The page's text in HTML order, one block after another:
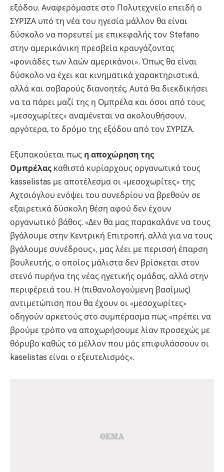
εξόδου. Αναφερόμαστε στο Πολυτεχνείο επειδή ο
ΣΥΡΙΖΑ υπό τη νέα του ηγεσία μάλλον θα είναι
δύσκολο να πορευτεί με επικεφαλής τον Stefano
στην αμερικάνικη πρεσβεία κραυγάζοντας
«φονιάδες των λαών αμερικάνοι». Όπως θα είναι
δύσκολο να έχει και κινηματικά χαρακτηριστικά,
αλλά και σοβαρούς διανοητές. Αυτά θα διεκδικήσει
να τα πάρει μαζί της η Ομπρέλα και όσοι από τους
«μεσοχωρίτες» αναμένεται να ακολουθήσουν,
αργότερα, το δρόμο της εξόδου από τον ΣΥΡΙΖΑ.
Εξυπακούεται πως η αποχώρηση της
Ομπρέλας καθιστά κυρίαρχους οργανωτικά τους
kasselistas με αποτέλεσμα οι «μεσοχωρίτες» της
Αχτσιόγλου ενόψει του συνεδρίου να βρεθούν σε
εξαιρετικά δύσκολη θέση αφού δεν έχουν
οργανωτικό βάθος. «Δεν θα μας παρακαλάνε να τους
βγάλουμε στην Κεντρική Επιτροπή, αλλά για να τους
βγάλουμε συνέδρους», μας λέει με περισσή έπαρση
βουλευτής, ο οποίος μάλιστα δεν βρίσκεται στον
στενό πυρήνα της νέας ηγετικής ομάδας, αλλά στην
περιφέρειά του. Η (πιθανολογούμενη βασίμως)
αντιμετώπιση που θα έχουν οι «μεσοχωρίτες»
οδηγούν αρκετούς στο συμπέρασμα πως «πρέπει να
βρούμε τρόπο να αποχωρήσουμε λίαν προσεχώς με
θόρυβο καθώς το μέλλον που μάς επιφυλάσσουν οι
kaselistas είναι ο εξευτελισμός».